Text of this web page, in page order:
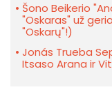
Šono Beikerio
"Oskaras" už
"Oskarų"!)
Jonás Trueba
Itsaso Arana ir